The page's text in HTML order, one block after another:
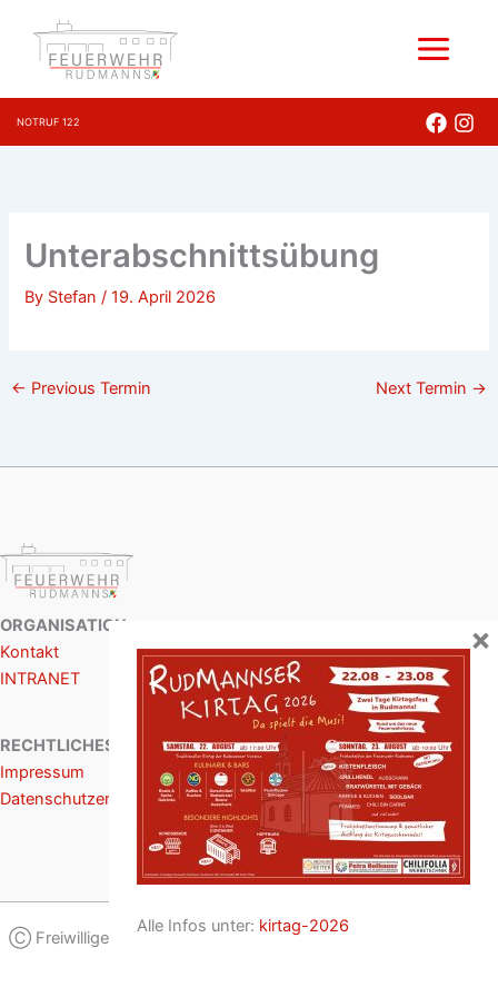
content
NOTRUF 122
Unterabschnittsübung
By Stefan/19. April 2026
← Previous Termin Next Termin →
ORGANISATION
Kontakt
INTRANET
RECHTLICHES
Impressum
Datenschutzerklärung
Ⓒ Freiwillige Feuerwehr Rudmanns / Design: Stefan Grünstäudl
Alle Infos unter: kirtag-2026
×